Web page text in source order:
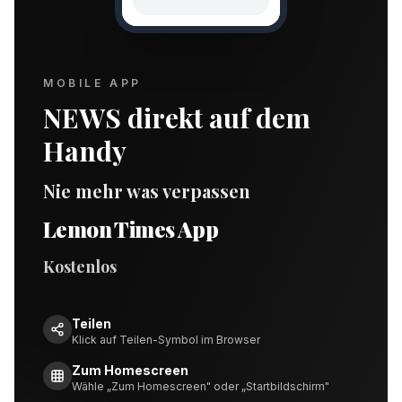
MOBILE APP
NEWS direkt auf dem
Handy
Nie mehr was verpassen
Lemon Times App
Kostenlos
Teilen
Klick auf Teilen-Symbol im Browser
Zum Homescreen
Wähle „Zum Homescreen" oder „Startbildschirm"